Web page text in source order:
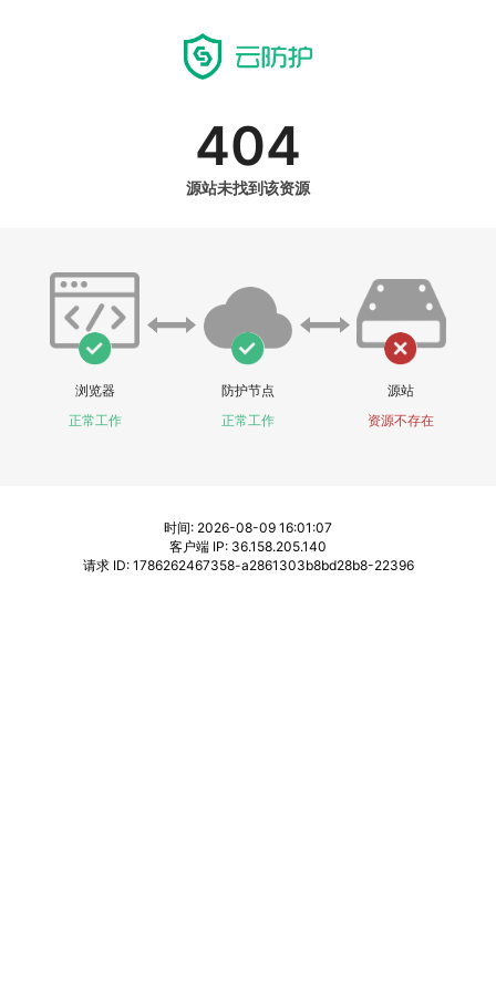
404
源站未找到该资源
浏览器
正常工作
防护节点
正常工作
源站
资源不存在
时间: 2026-08-09 16:01:07
客户端 IP: 36.158.205.140
请求 ID: 1786262467358-a2861303b8bd28b8-22396